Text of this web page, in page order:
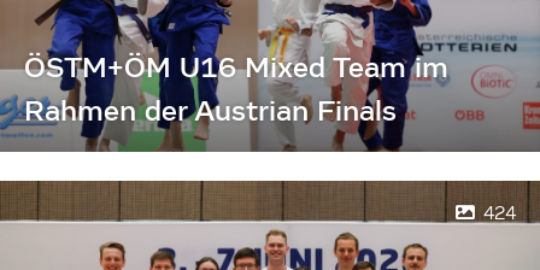
ÖSTM+ÖM U16 Mixed Team im
Rahmen der Austrian Finals
424